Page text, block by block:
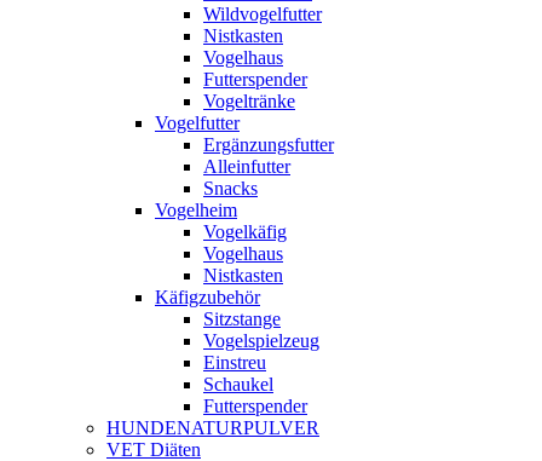
Wildvogelfutter
Nistkasten
Vogelhaus
Futterspender
Vogeltränke
Vogelfutter
Ergänzungsfutter
Alleinfutter
Snacks
Vogelheim
Vogelkäfig
Vogelhaus
Nistkasten
Käfigzubehör
Sitzstange
Vogelspielzeug
Einstreu
Schaukel
Futterspender
HUNDENATURPULVER
VET Diäten